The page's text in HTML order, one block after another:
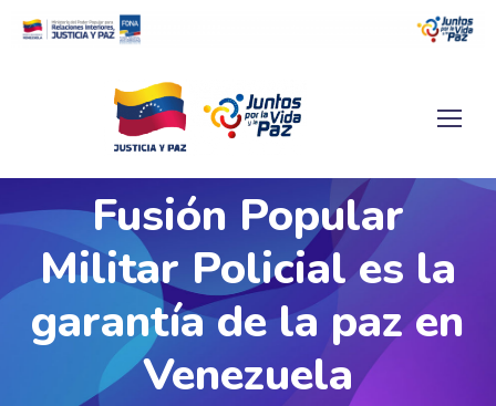
Fusión Popular
Militar Policial es la
garantía de la paz en
Venezuela